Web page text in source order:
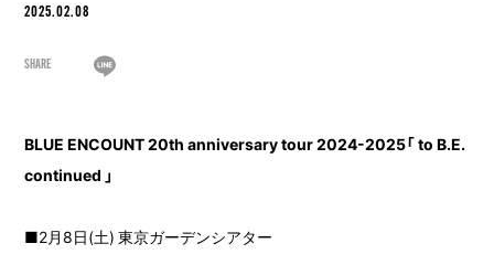
2025.02.08
SHARE
BLUE ENCOUNT 20th anniversary tour 2024-2025「 to B.E.
continued 」
■2月8日(土) 東京ガーデンシアター